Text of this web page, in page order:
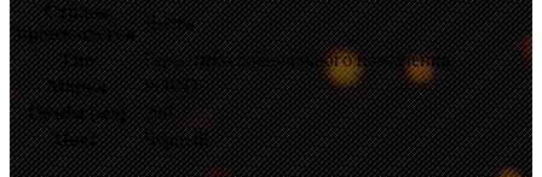
Страна
производства
Литва
Тип
Герметики специального назначения
Марка
POINT
Объём (мл)
290
Цвет
Чёрный